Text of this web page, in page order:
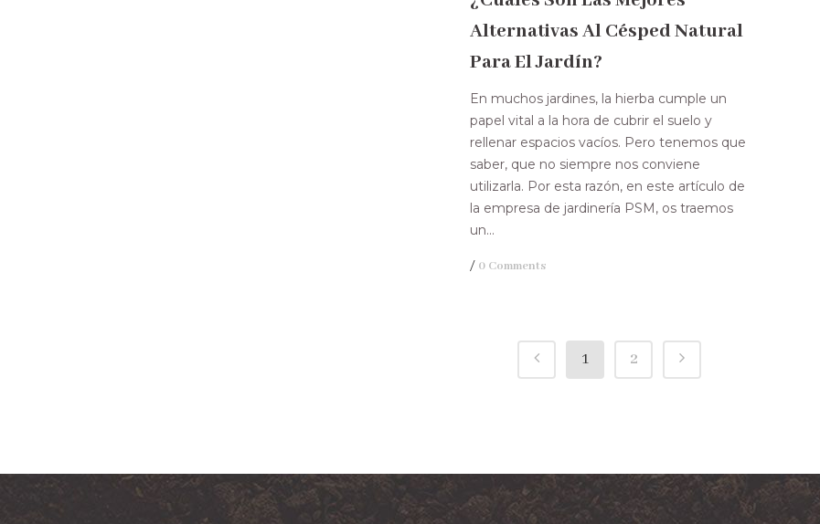
Alternativas Al Césped Natural
Para El Jardín?
En muchos jardines, la hierba cumple un
papel vital a la hora de cubrir el suelo y
rellenar espacios vacíos. Pero tenemos que
saber, que no siempre nos conviene
utilizarla. Por esta razón, en este artículo de
la empresa de jardinería PSM, os traemos
un...
/ 0 Comments
1 2